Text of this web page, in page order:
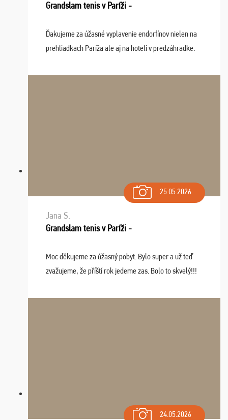
Grandslam tenis v Paríži -
Ďakujeme za úžasné vyplavenie endorfínov nielen na
prehliadkach Paríža ale aj na hoteli v predzáhradke.
spomínať a zväžujeme repete budúci rok : ...
25.05.2026
Jana S.
Grandslam tenis v Paríži -
Moc děkujeme za úžasný pobyt. Bylo super a už teď
zvažujeme, že příští rok jedeme zas. Bolo to skvelý!!!
24.05.2026